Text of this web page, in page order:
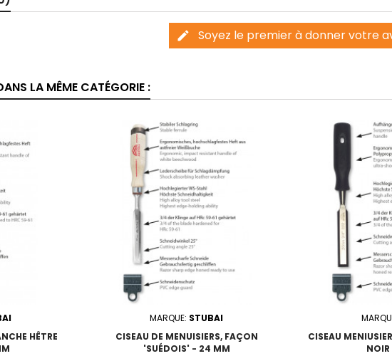
edit Soyez le premier à donner votre
LA MÊME CATÉGORIE :
HÊTRE
MARQUE: STUBAI
CISEAU DE MENUISIERS, FAÇON
'SUÉDOIS' - 24 MM
CISEAU